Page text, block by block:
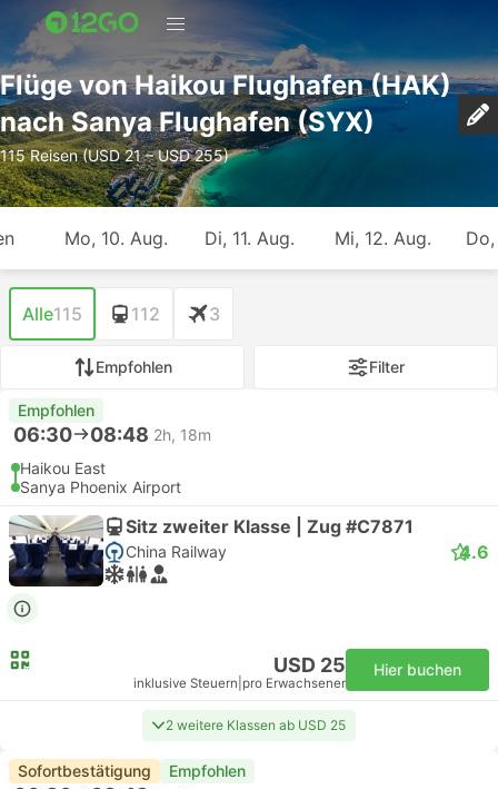
Flüge von Haikou Flughafen (HAK)
nach Sanya Flughafen (SYX)
115 Reisen (USD 21 – USD 255)
Mo, 10. Aug. Di, 11. Aug. Mi, 12. Aug.
Alle115 112 3
Empfohlen Filter
Empfohlen
06:30 08:48 2h, 18m
Haikou East
Sanya Phoenix Airport
Sitz zweiter Klasse | Zug #C7871
China Railway 4.6
USD 25
inklusive Steuern pro Erwachsener
Hier buchen
2 weitere Klassen ab USD 25
Sofortbestätigung Empfohlen